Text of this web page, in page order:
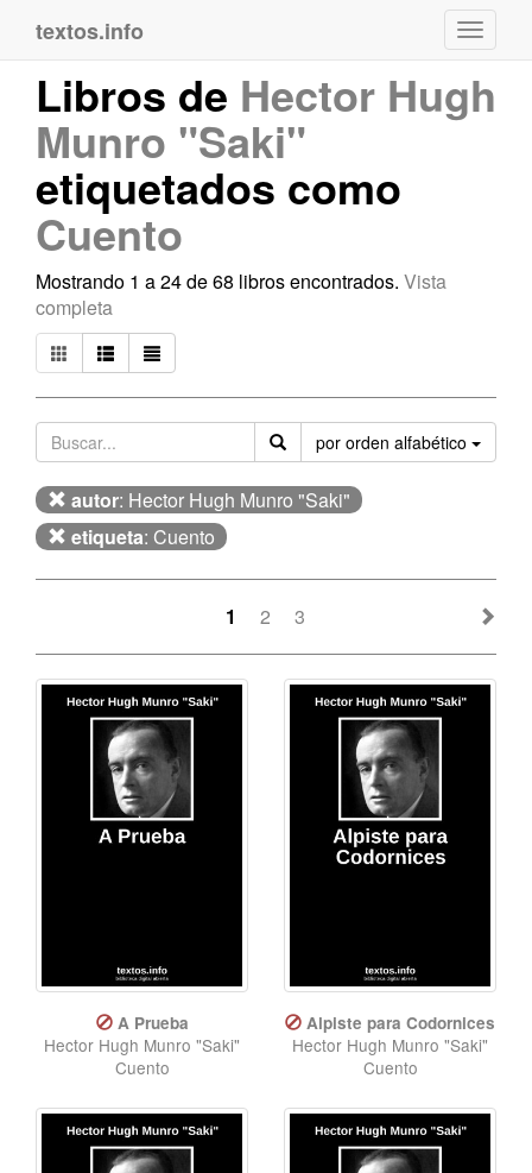
textos.info
Libros de Hector Hugh
Munro "Saki"
etiquetados como
Cuento
Mostrando 1 a 24 de 68 libros encontrados. Vista
completa
por orden alfabético
autor: Hector Hugh Munro "Saki"
etiqueta: Cuento
1 2 3
A Prueba
Hector Hugh Munro "Saki"
Cuento
Alpiste para Codornices
Hector Hugh Munro "Saki"
Cuento